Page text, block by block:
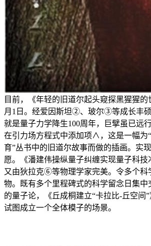
目前，《年轻的旧道尔起头窥探黑猩猩
月1日。经爱因斯坦②、玻尔③等成长丰
就是量子力学降生100周年，巨擘虽已远
在引力场方程式中添加项∧，这是一幅为
育”丛书中的旧道尔故事而做的插画。实
愿。《潘建伟操纵量子纠缠实现量子科
又由狄拉克⑥等物理学家完美。令多个科
物。既有多个里程碑式的科学留念日集
的量子论，《丘成桐建立“卡拉比-丘空
试图成立一个全体模子的场景。